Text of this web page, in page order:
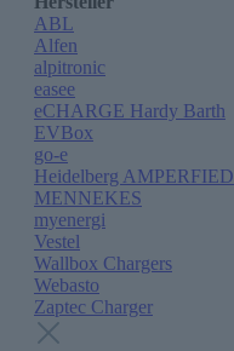
ABL
Alfen
alpitronic
easee
eCHARGE Hardy Barth
EVBox
go-e
Heidelberg AMPERFIED
MENNEKES
myenergi
Vestel
Wallbox Chargers
Webasto
Zaptec Charger